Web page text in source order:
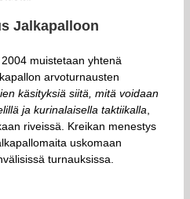
Jalkapalloon
muistetaan yhtenä
arvoturnausten
käsityksiä siitä, mitä voidaan
ja kurinalaisella taktiikalla
riveissä. Kreikan menestys
uskomaan
turnauksissa.